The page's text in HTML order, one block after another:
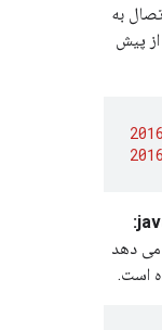
به
پیش
2016
2016
java.net.ConnectException:
دهد
است.